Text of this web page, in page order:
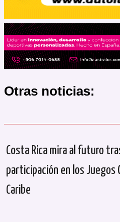
Otras noticias:
Costa Rica mira al futuro
participación en los Juegos
Caribe